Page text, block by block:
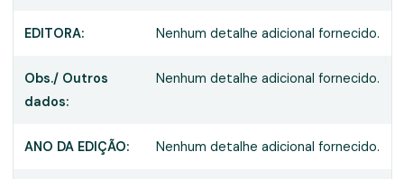
EDITORA: Nenhum detalhe adicional fornecido.
Obs./ Outros
dados:
Nenhum detalhe adicional fornecido.
ANO DA EDIÇÃO: Nenhum detalhe adicional fornecido.